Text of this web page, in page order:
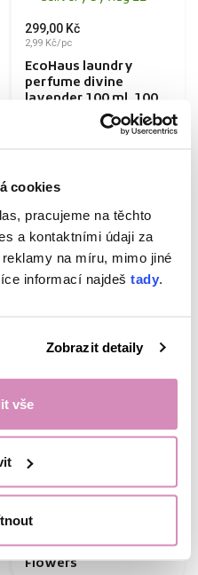
cookies
pracujeme na těchto
a kontaktními údaji za
na míru, mimo jiné
informací najdeš tady
Zobrazit detaily
vše
299,00 Kč
2,99 Kč/pc
EcoHaus laundry
perfume divine
lavender 100 ml, 100
249,00 Kč349,00 Kč
10 ml, Meadow
Flowers
SOLD OUT
YOU WILL SAVE 29%(100,00 KČ)